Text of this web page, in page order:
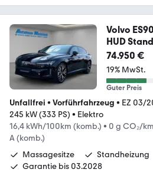
Volvo
HUD
74.950 €
19% MwSt.
Guter Preis
Unfallfrei • Vorführfahrzeug • EZ 03/
245 kW (333 PS) • Elektro
16,4 kWh/100km (komb.) • 0 g CO₂/
A (komb.)
Massagesitze
Standheizung
Garantie bis 03.2028